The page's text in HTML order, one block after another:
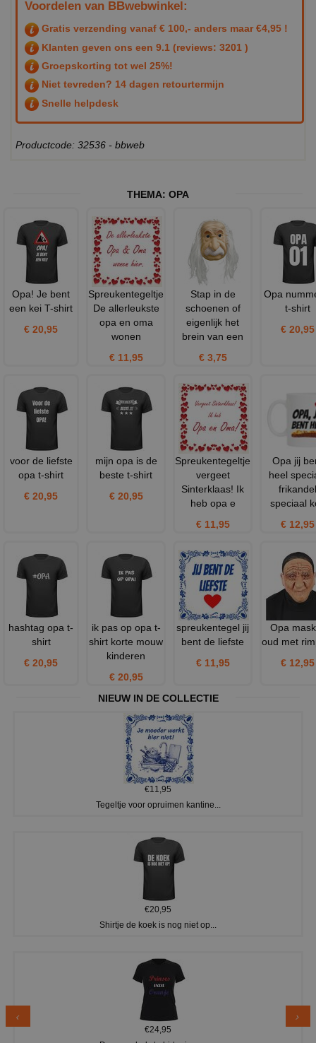
Voordelen van BBwebwinkel:
Gratis verzending vanaf € 100,- anders maar €4,95 !
Klanten geven ons een 9.1 (reviews: 3201 )
Groepskorting tot wel 25%!
Niet tevreden? 14 dagen retourtermijn
Snelle helpdesk
Productcode: 32536 - bbweb
THEMA: OPA
Opa! Je bent
een kei T-shirt
€ 20,95
Spreukentegeltje
De allerleukste
opa en oma
wonen
€ 11,95
Stap in de
schoenen of
eigenlijk het
brein van een
€ 3,75
Opa
t-shirt
€ 20,95
voor de liefste
opa t-shirt
€ 20,95
mijn opa is de
beste t-shirt
€ 20,95
Spreukentegeltje
vergeet
Sinterklaas! Ik
heb opa e
€ 11,95
Opa jij
heel
frikandel
speciaal
€ 12,95
hashtag opa t-
shirt
€ 20,95
ik pas op opa t-
shirt korte mouw
kinderen
€ 20,95
spreukentegel jij
bent de liefste
€ 11,95
Opa
oud met
€ 12,95
NIEUW IN DE COLLECTIE
€11,95
Tegeltje voor opruimen kantine...
€20,95
Shirtje de koek is nog niet op...
€24,95